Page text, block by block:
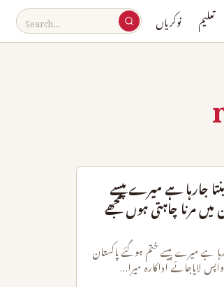
تعلیم نوکریاں
جارہا ہے میرے پیسے
میں مرنا چاہتی ہوں مجھے
ہے میرے پیسے ختم ہوگئے پاکستان
لایاجائے اداکارہ میرا…